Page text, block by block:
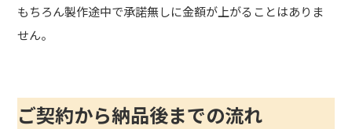
もちろん製作途中で承諾無しに金額が上がることはありま
せん。
ご契約から納品後までの流れ